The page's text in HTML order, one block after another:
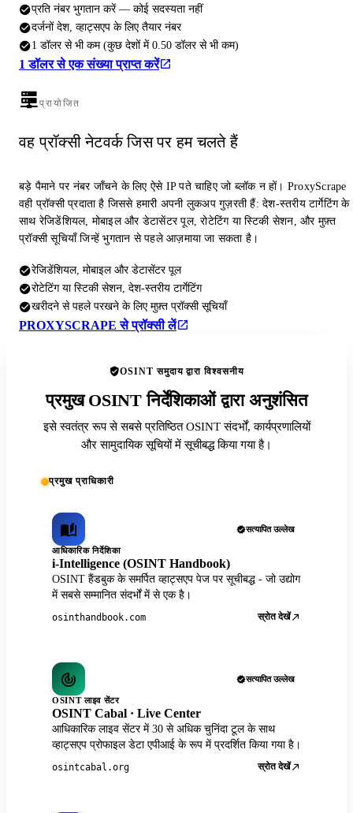
प्रति नंबर भुगतान करें — कोई सदस्यता नहीं
दर्जनों देश, व्हाट्सएप के लिए तैयार नंबर
1 डॉलर से भी कम (कुछ देशों में 0.50 डॉलर से भी कम)
1 डॉलर से एक संख्या प्राप्त करें
प्रायोजित
वह प्रॉक्सी नेटवर्क जिस पर हम चलते हैं
बड़े पैमाने पर नंबर जाँचने के लिए ऐसे IP पते चाहिए जो ब्लॉक न हों। ProxyScrape
वही प्रॉक्सी प्रदाता है जिससे हमारी अपनी लुकअप गुज़रती हैं: देश-स्तरीय टार्गेटिंग के
साथ रेजिडेंशियल, मोबाइल और डेटासेंटर पूल, रोटेटिंग या स्टिकी सेशन, और मुफ़्त
प्रॉक्सी सूचियाँ जिन्हें भुगतान से पहले आज़माया जा सकता है।
रेजिडेंशियल, मोबाइल और डेटासेंटर पूल
रोटेटिंग या स्टिकी सेशन, देश-स्तरीय टार्गेटिंग
खरीदने से पहले परखने के लिए मुफ़्त प्रॉक्सी सूचियाँ
PROXYSCRAPE से प्रॉक्सी लें
OSINT समुदाय द्वारा विश्वसनीय
प्रमुख OSINT निर्देशिकाओं द्वारा अनुशंसित
इसे स्वतंत्र रूप से सबसे प्रतिष्ठित OSINT संदर्भों, कार्यप्रणालियों
और सामुदायिक सूचियों में सूचीबद्ध किया गया है।
प्रमुख प्राधिकारी
सत्यापित उल्लेख
आधिकारिक निर्देशिका
i-Intelligence (OSINT Handbook)
OSINT हैंडबुक के समर्पित व्हाट्सएप पेज पर सूचीबद्ध - जो उद्योग
में सबसे सम्मानित संदर्भों में से एक है।
osinthandbook.com स्रोत देखें
सत्यापित उल्लेख
OSINT लाइव सेंटर
OSINT Cabal · Live Center
आधिकारिक लाइव सेंटर में 30 से अधिक चुनिंदा टूल के साथ
व्हाट्सएप प्रोफाइल डेटा एपीआई के रूप में प्रदर्शित किया गया है।
osintcabal.org स्रोत देखें